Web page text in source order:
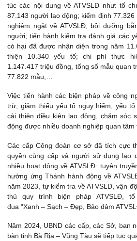
túc các nội dung về ATVSLĐ như: tổ
87.143 người lao động; kiểm định 77.326
nghiêm ngặt về ATVSLĐ; bồi dưỡng
người; tiến hành kiểm tra đánh giá các
có hại đã được nhận diện trong năm
thiện 10.340 yếu tố; chi phí thực
1.147.417 triệu đồng, tổng số mẫu quan
77.822 mẫu,…
Việc tiến hành các biện pháp về công
trừ, giảm thiểu yếu tố nguy hiểm, yếu
cải thiện điều kiện lao động, chăm sóc
động được nhiều doanh nghiệp quan tâm
Các cấp Công đoàn cơ sở đã tích cực
quyền cùng cấp và người sử dụng lao
nhiều hoạt động về ATVSLĐ: tuyên
hưởng ứng Thánh hành động về
năm 2023, tự kiểm tra về ATVSLĐ, vận
thủ quy trình biện pháp ATVSLĐ,
đua “Xanh – Sạch – Đẹp, Bảo đảm
Năm 2024, UBND các cấp, các Sở, ban
bàn tỉnh Bà Rịa – Vũng Tàu sẽ tiếp tục